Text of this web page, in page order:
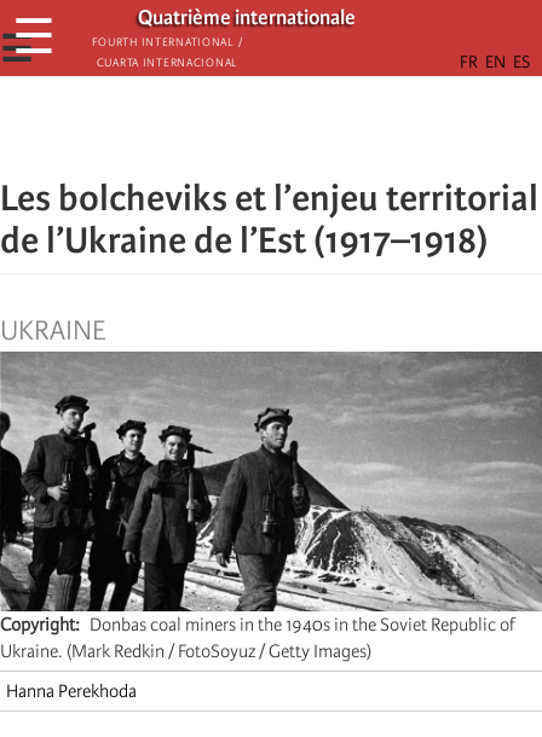
Skip
to
main
Quatrième internationale
Fourth International /
Cuarta Internacional
☰
☰
Les bolcheviks et l’enjeu territorial
de l’Ukraine de l’Est (1917–1918)
UKRAINE
Copyright
Donbas coal miners in the 1940s in the Soviet Republic of
Ukraine. (Mark Redkin / FotoSoyuz / Getty Images)
Hanna Perekhoda